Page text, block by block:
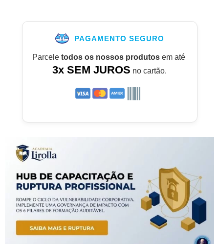
PAGAMENTO SEGURO
Parcele todos os nossos produtosem até
3x SEM JUROS no cartão.